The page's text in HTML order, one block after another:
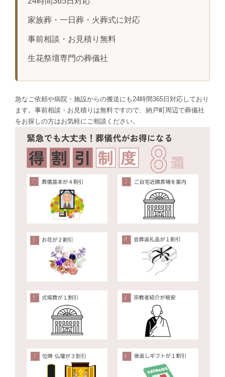
家族葬・一日葬・火葬式に対応
事前相談・お見積り無料
生花祭壇専門の葬儀社
急なご依頼や病院・施設からの搬送にも24時間365日対応しており
ます。事前相談・お見積りは無料ですので、納戸町周辺で葬儀社
をお探しの方はお気軽にご相談ください。